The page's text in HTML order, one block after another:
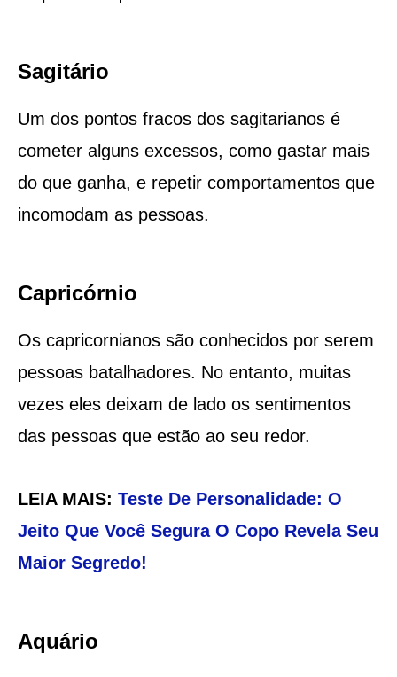
Sagitário
Um dos pontos fracos dos sagitarianos é
cometer alguns excessos, como gastar mais
do que ganha, e repetir comportamentos que
incomodam as pessoas.
Capricórnio
Os capricornianos são conhecidos por serem
pessoas batalhadores. No entanto, muitas
vezes eles deixam de lado os sentimentos
das pessoas que estão ao seu redor.
LEIA MAIS: Teste De Personalidade: O
Jeito Que Você Segura O Copo Revela Seu
Maior Segredo!
Aquário